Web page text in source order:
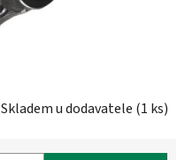
Skladem u dodavatele (1 ks)